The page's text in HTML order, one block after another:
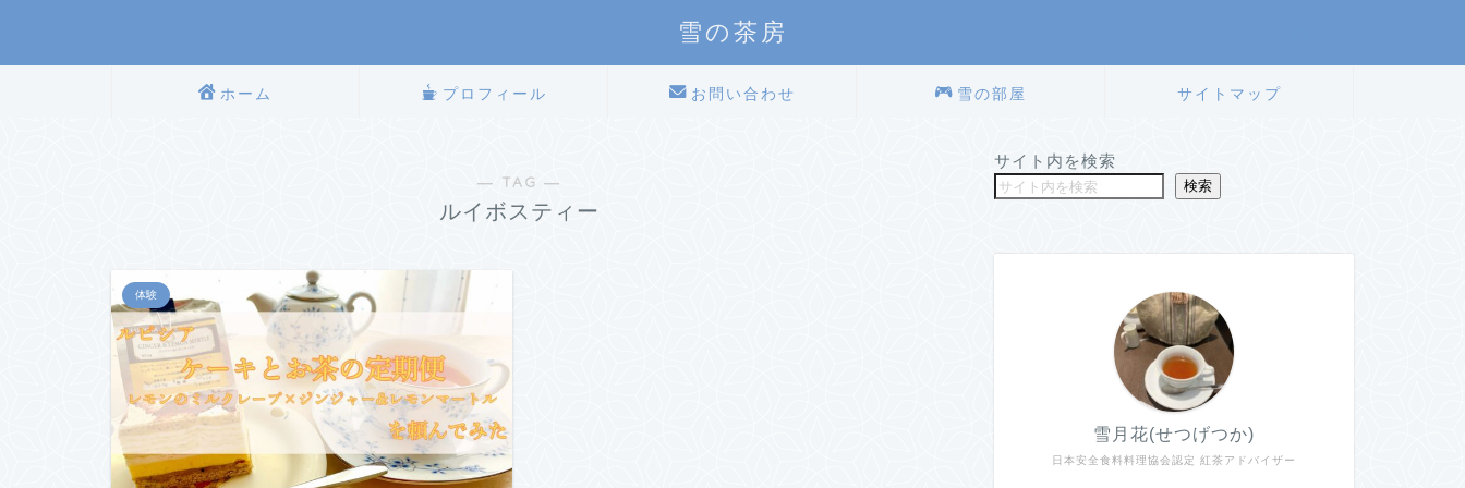
雪の茶房
ホーム プロフィール お問い合わせ 雪の部屋 サイトマップ
― TAG ―
ルイボスティー
体験
サイト内を検索
検索
日本安全食料料理協会認定 紅茶アドバイザー
雪月花(せつげつか)